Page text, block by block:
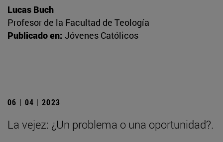
Lucas Buch
Profesor de la Facultad de Teología
Publicado en: Jóvenes Católicos
06 | 04 | 2023
La vejez: ¿Un problema o una oportunidad?.